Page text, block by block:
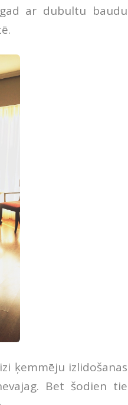
ar dubultu baudu
ķemmēju izlidošanas
Bet šodien tie